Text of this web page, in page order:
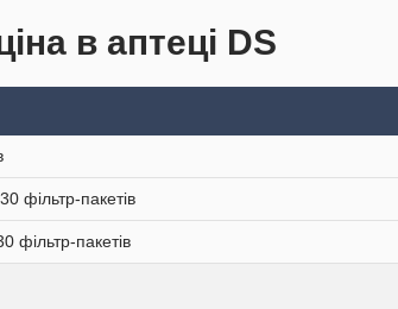
в аптеці DS
фільтр-пакетів
фільтр-пакетів